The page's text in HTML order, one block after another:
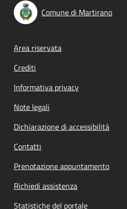
Comune di Martirano
Footer menu
Area riservata
Crediti
Informativa privacy
Note legali
Dichiarazione di accessibilità
Contatti
Prenotazione appuntamento
Richiedi assistenza
Statistiche del portale